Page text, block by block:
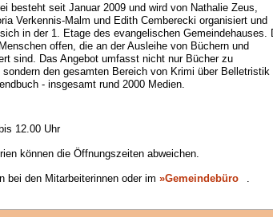
besteht seit Januar 2009 und wird von Nathalie Zeus,
Verkennis-Malm und Edith Cemberecki organisiert und
in der 1. Etage des evangelischen Gemeindehauses.
offen, die an der Ausleihe von Büchern und
sind. Das Angebot umfasst nicht nur Bücher zu
den gesamten Bereich von Krimi über Belletristik
- insgesamt rund 2000 Medien.
12.00 Uhr
können die Öffnungszeiten abweichen.
bei den Mitarbeiterinnen oder im »Gemeindebüro